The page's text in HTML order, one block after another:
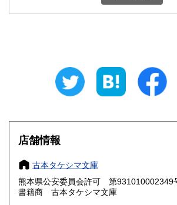
200円 三重県
大阪府
奈良県
鳥取県 200円 島根県
店舗情報
古本タケシマ文庫
熊本県公安委員会許可 第
書籍商 古本タケシマ文庫